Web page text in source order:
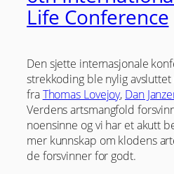
Life Conference
Den sjette internasjonale
strekkoding ble nylig
fraThomas Lovejoy, Dan
Verdens artsmangfold
noensinne og vi har et akutt
mer kunnskap om klodens
de forsvinner for godt.